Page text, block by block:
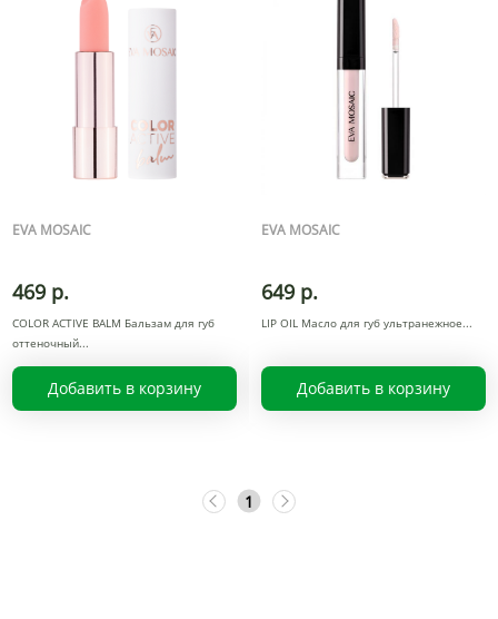
EVA MOSAIC
469 р.
COLOR ACTIVE BALM Бальзам для губ
оттеночный
Добавить в корзину
EVA MOSAIC
649 р.
LIP OIL Масло для губ ультранежное
Добавить в корзину
1